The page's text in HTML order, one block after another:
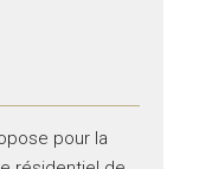
pour la